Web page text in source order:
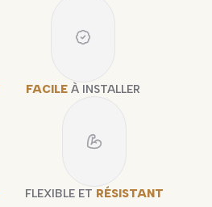
FACILE À INSTALLER
FLEXIBLE ET RÉSISTANT